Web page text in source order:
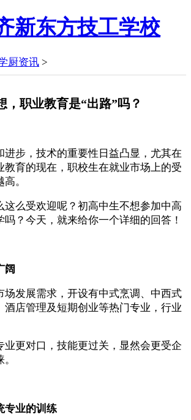
厨资讯 >
，职业教育是“出路”吗？
进步，技术的重要性日益凸显，尤其在
教育的现在，职校生在就业市场上的受
。
这么受欢迎呢？初高中生不想参加中高
？今天，就来给你一个详细的回答！
阔
场发展需求，开设有中式烹调、中西式
酒店管理及短期创业等热门专业，行业
业更对口，技能更过关，显然会更受企
专业的训练